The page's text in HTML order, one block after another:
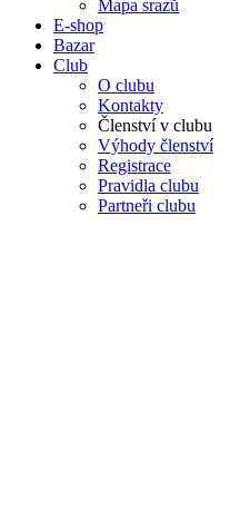
Mapa srazů
E-shop
Bazar
Club
O clubu
Kontakty
Členství v clubu
Výhody členství
Registrace
Pravidla clubu
Partneři clubu